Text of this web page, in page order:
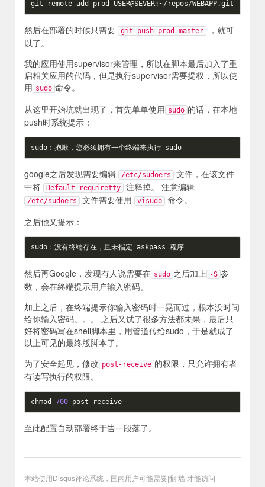
然后在部署的时候只需要 git push prod master
，就可
以了。
我的应用使用supervisor来管理，所以在脚本最后加入了重
启相关应用的代码，但是执行supervisor需要提权，所以使
用 sudo 命令。
从这里开始坑就出现了，首先单单使用 sudo 的话，在本地
push时系统提示：
google之后发现需要编辑 /etc/sudoers
文件，在该文件
中将
Default requiretty 注释掉。 注意编辑
/etc/sudoers 文件需要使用 visudo
命令。
之后他又提示：
然后再Google，发现有人说需要在 sudo 之后加上 -S 参
数，会在终端提示用户输入密码。
加上之后，在终端提示你输入密码时一晃而过，根本没时间
给你输入密码。。。 之后又试了很多方法都未果，最后只
好将密码写在shell脚本里，用管道传给sudo，于是就成了
以上可见的最终版脚本了。
为了安全起见，修改 post-receive 的权限，只允许拥有者
有读写执行的权限。
chmod 700
至此配置自动部署终于告一段落了。
本站使用Disqus评论系统，国内用户可能需要|翻|墙|才能访问